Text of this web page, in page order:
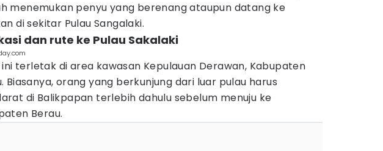
menemukan penyu yang berenang ataupun datang ke
di sekitar Pulau Sangalaki.
dan rute ke Pulau Sakalaki
ini terletak di area kawasan Kepulauan Derawan, Kabupaten
Biasanya, orang yang berkunjung dari luar pulau harus
di Balikpapan terlebih dahulu sebelum menuju ke
Berau.